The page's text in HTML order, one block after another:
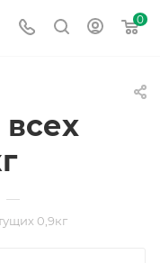
0
—
0,9кг